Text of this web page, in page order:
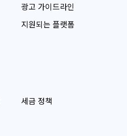
광고 가이드라인
지원되는 플랫폼
세금 정책